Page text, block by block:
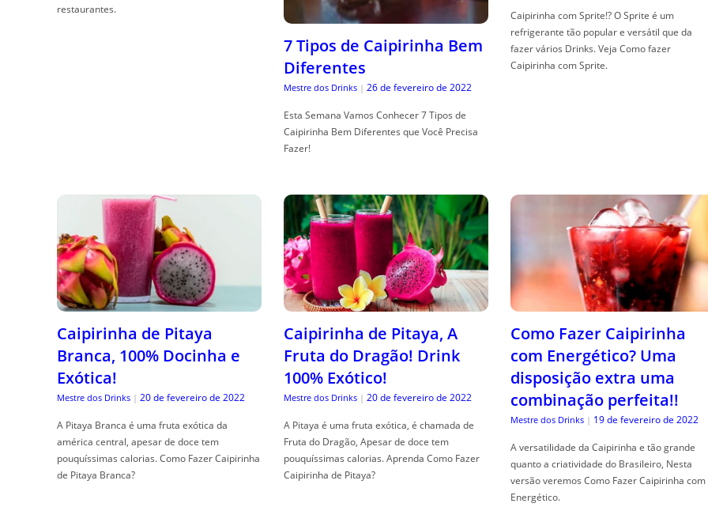
restaurantes.
7 Tipos de Caipirinha Bem
Diferentes
Mestre dos Drinks | 26 de fevereiro de 2022
Esta Semana Vamos Conhecer 7 Tipos de
Caipirinha Bem Diferentes que Você Precisa
Fazer!
Caipirinha com Sprite!? O Sprite é um
refrigerante tão popular e versátil que da
fazer vários Drinks. Veja Como fazer
Caipirinha com Sprite.
Caipirinha de Pitaya
Branca, 100% Docinha e
Exótica!
Mestre dos Drinks | 20 de fevereiro de 2022
A Pitaya Branca é uma fruta exótica da
américa central, apesar de doce tem
pouquíssimas calorias. Como Fazer Caipirinha
de Pitaya Branca?
Caipirinha de Pitaya, A
Fruta do Dragão! Drink
100% Exótico!
Mestre dos Drinks | 20 de fevereiro de 2022
A Pitaya é uma fruta exótica, é chamada de
Fruta do Dragão, Apesar de doce tem
pouquíssimas calorias. Aprenda Como Fazer
Caipirinha de Pitaya?
Como Fazer Caipirinha
com Energético? Uma
disposição extra uma
combinação perfeita!!
Mestre dos Drinks | 19 de fevereiro de 2022
A versatilidade da Caipirinha e tão grande
quanto a criatividade do Brasileiro, Nesta
versão veremos Como Fazer Caipirinha com
Energético.